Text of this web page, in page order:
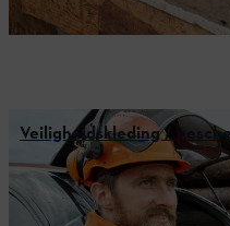
Veiligheidskleding /